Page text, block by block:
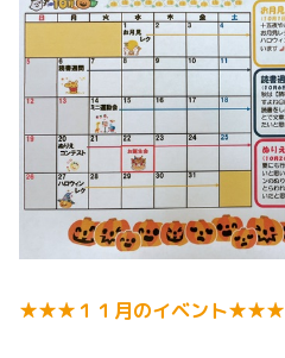
★★★１１月のイベント★★★